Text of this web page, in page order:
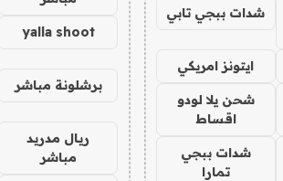
شدات ببجي تابي
ايتونز امريكي
شحن يلا لودو
اقساط
شدات ببجي
تمارا
yalla shoot
برشلونة مباشر
ريال مدريد
مباشر